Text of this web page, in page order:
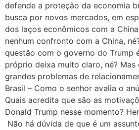
defende a proteção da economia
busca por novos mercados, em
dos laços econômicos com a
nenhum confronto com a China,
questão com o governo do Trump
próprio deixa muito claro, né? Mas
grandes problemas de
Brasil – Como o senhor avalia o
Quais acredita que são as
Donald Trump nesse momento?
Não há dúvida de que é um